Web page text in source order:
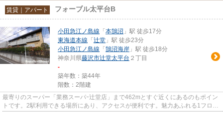
賃貸｜アパート フォーブル太平台B
小田急江ノ島線 「 本鵠沼 」駅 徒歩17分
東海道本線 「 辻堂 」駅 徒歩23分
小田急江ノ島線 「 鵠沼海岸 」駅 徒歩18分
神奈川県藤沢市辻堂太平台 ２丁目
-
築年数：築44年
階数：2階建
最寄りのスーパー「業務スーパｰ辻堂店」まで462mとすぐ近くにあるのもポイン
トです。2駅利用できる場所にあり、アクセスが便利です。魅力あふれる1フロア